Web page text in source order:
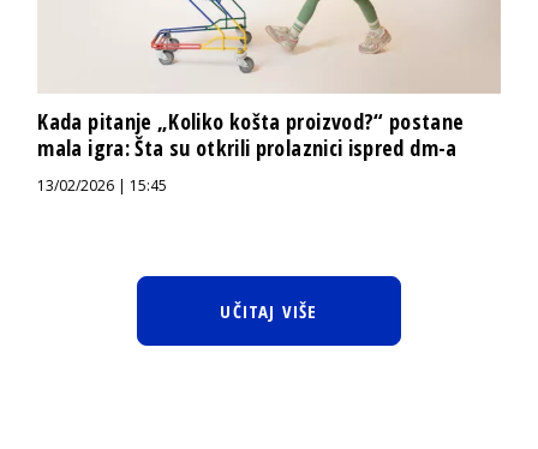
Kada pitanje „Koliko košta proizvod?“ postane
mala igra: Šta su otkrili prolaznici ispred dm-a
13/02/2026 | 15:45
UČITAJ VIŠE